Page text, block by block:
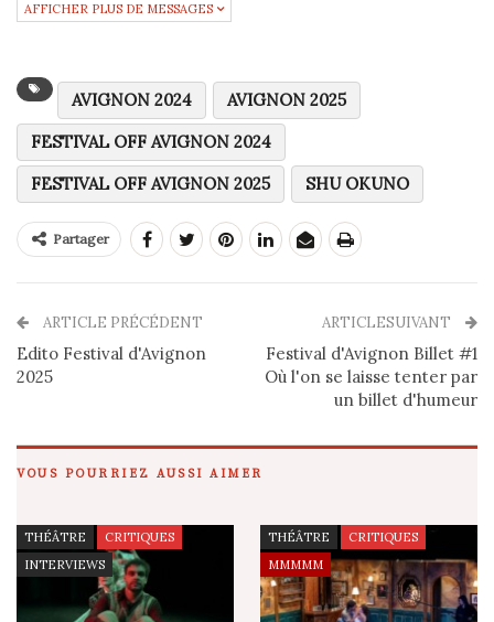
AFFICHER PLUS DE MESSAGES
AVIGNON 2024
AVIGNON 2025
FESTIVAL OFF AVIGNON 2024
FESTIVAL OFF AVIGNON 2025
SHU OKUNO
Partager
ARTICLE PRÉCÉDENT
Edito Festival d'Avignon
2025
ARTICLESUIVANT
Festival d'Avignon Billet #1
Où l'on se laisse tenter par
un billet d'humeur
VOUS POURRIEZ AUSSI AIMER
THÉÂTRE
CRITIQUES
INTERVIEWS
THÉÂTRE
CRITIQUES
MMMMM